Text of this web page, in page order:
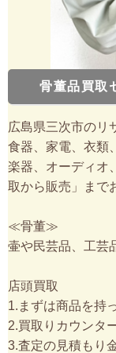
骨董品買取
広島県三次市のリ
食器、家電、衣類
楽器、オーディオ
取から販売」まで
≪骨董≫
壷や民芸品、工芸
店頭買取
1.まずは商品を持
2.買取りカウンタ
3.査定の見積もり